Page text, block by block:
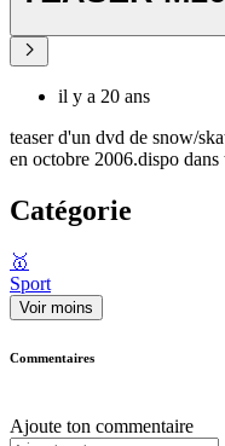
il y a 20 ans
teaser d'un dvd de snow/
en octobre 2006.dispo dans
Catégorie
🥇
Sport
Voir moins
Commentaires
Ajoute ton commentaire